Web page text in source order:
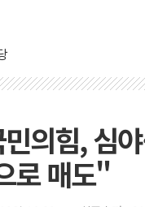
의힘, 심
로 매도"